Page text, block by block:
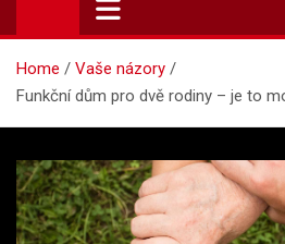
Home
Vaše názory
Funkční dům pro dvě rodiny – je to